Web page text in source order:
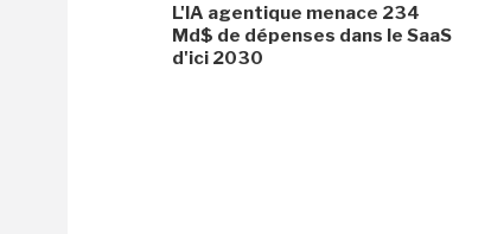
L'IA agentique menace 234
Md$ de dépenses dans le SaaS
d'ici 2030